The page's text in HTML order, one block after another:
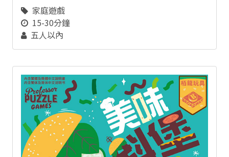
家庭遊戲
15-30分鐘
五人以內